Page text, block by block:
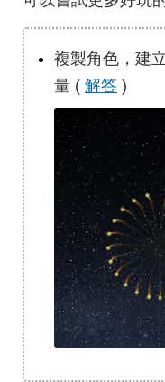
複製角色，建
量 ( 解答 )